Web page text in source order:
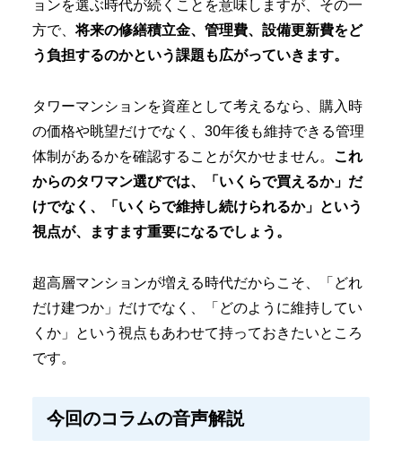
ョンを選ぶ時代が続くことを意味しますが、その一
方で、将来の修繕積立金、管理費、設備更新費をど
う負担するのかという課題も広がっていきます。
タワーマンションを資産として考えるなら、購入時
の価格や眺望だけでなく、30年後も維持できる管理
体制があるかを確認することが欠かせません。 これ
からのタワマン選びでは、「いくらで買えるか」だ
けでなく、「いくらで維持し続けられるか」という
視点が、ますます重要になるでしょう。
超高層マンションが増える時代だからこそ、「どれ
だけ建つか」だけでなく、「どのように維持してい
くか」という視点もあわせて持っておきたいところ
です。
今回のコラムの音声解説